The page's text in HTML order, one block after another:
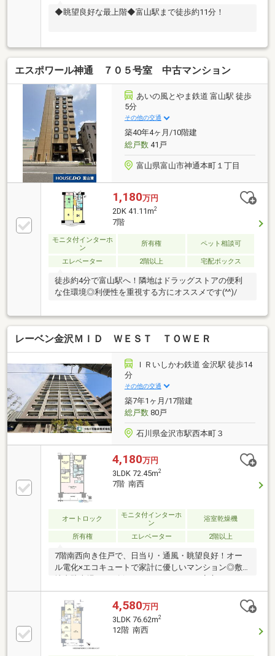
◆眺望良好な最上階◆富山駅まで徒歩約11分！
エスポワール神通 ７０５号室 中古マンション
あいの風とやま鉄道 富山駅 徒歩
5分
その他の交通
築40年4ヶ月/10階建
総戸数41戸
富山県富山市神通本町１丁目
1,180万円
2DK 41.11m2
7階
モニタ付インターホ
ン
所有権 ペット相談可
エレベーター 2階以上 宅配ボックス
徒歩約4分で富山駅へ！隣地はドラッグストアの便利
な住環境◎利便性を重視する方にオススメです(^^)/
レーベン金沢ＭＩＤ ＷＥＳＴ ＴＯＷＥＲ
ＩＲいしかわ鉄道 金沢駅 徒歩14
分
その他の交通
築7年1ヶ月/17階建
総戸数80戸
石川県金沢市駅西本町３
4,180万円
3LDK 72.45m2
7階 南西
オートロック
モニタ付インターホ
ン
浴室乾燥機
所有権 エレベーター 2階以上
7階南西向き住戸で、日当り・通風・眺望良好！オー
ル電化×エコキュートで家計に優しいマンション◎敷
4,580万円
3LDK 76.62m2
12階 南西